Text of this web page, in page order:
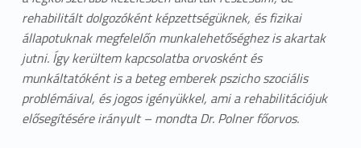
rehabilitált dolgozóként képzettségüknek, és fizikai
állapotuknak megfelelőn munkalehetőséghez is akartak
jutni. Így kerültem kapcsolatba orvosként és
munkáltatóként is a beteg emberek pszicho szociális
problémáival, és jogos igényükkel, ami a rehabilitációjuk
elősegítésére irányult – mondta Dr. Polner főorvos.